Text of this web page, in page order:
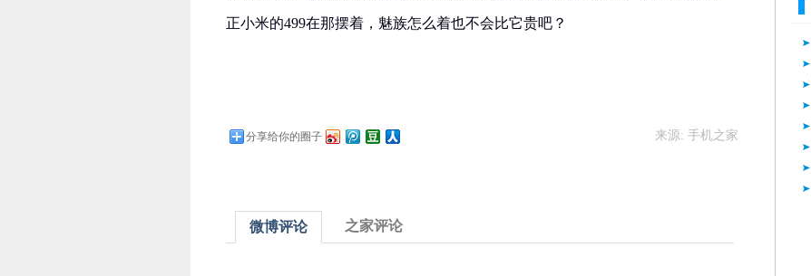
正小米的499在那摆着，魅族怎么着也不会比它贵吧？
分享给你的圈子 来源: 手机之家
微博评论 之家评论